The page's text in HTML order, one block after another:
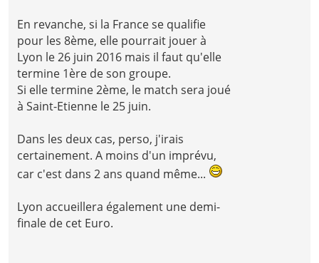
En revanche, si la France se qualifie
pour les 8ème, elle pourrait jouer à
Lyon le 26 juin 2016 mais il faut qu'elle
termine 1ère de son groupe.
Si elle termine 2ème, le match sera joué
à Saint-Etienne le 25 juin.
Dans les deux cas, perso, j'irais
certainement. A moins d'un imprévu,
car c'est dans 2 ans quand même...
Lyon accueillera également une demi-
finale de cet Euro.